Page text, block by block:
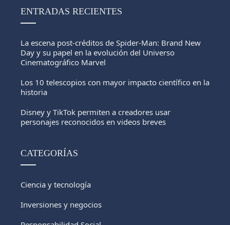
ENTRADAS RECIENTES
La escena post-créditos de Spider-Man: Brand New
Day y su papel en la evolución del Universo
Cinematográfico Marvel
Los 10 telescopios con mayor impacto científico en la
historia
Disney y TikTok permiten a creadores usar
personajes reconocidos en videos breves
CATEGORÍAS
Ciencia y tecnología
Inversiones y negocios